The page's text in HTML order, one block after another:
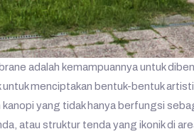
adalah kemampuannya untuk
menciptakan bentuk-bentuk
yang tidak hanya berfungsi
atau struktur tenda yang ikonik di